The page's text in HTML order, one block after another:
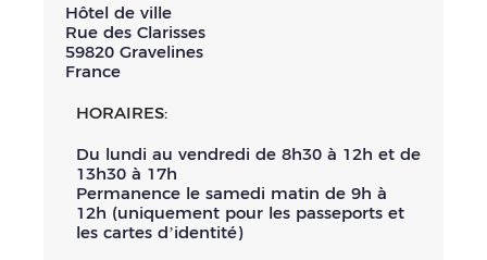
Hôtel de ville
Rue des Clarisses
59820 Gravelines
France
HORAIRES:
Du lundi au vendredi de 8h30 à 12h et de
13h30 à 17h
Permanence le samedi matin de 9h à
12h (uniquement pour les passeports et
les cartes d’identité)